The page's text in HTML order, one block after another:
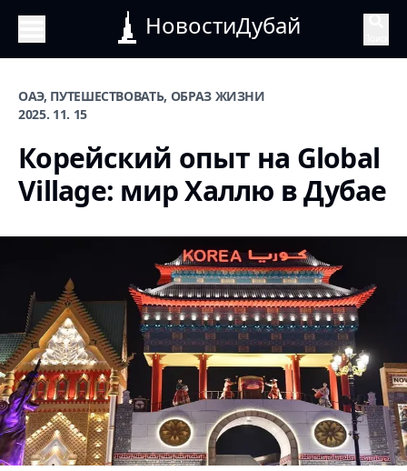
НовостиДубай
ОАЭ, ПУТЕШЕСТВОВАТЬ, ОБРАЗ ЖИЗНИ
2025. 11. 15
Корейский опыт на Global
Village: мир Халлю в Дубае